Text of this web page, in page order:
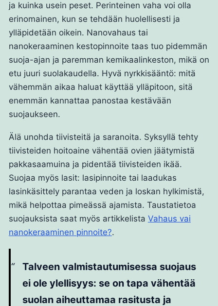
ja kuinka usein peset. Perinteinen vaha voi olla
erinomainen, kun se tehdään huolellisesti ja
ylläpidetään oikein. Nanovahaus tai
nanokeraaminen kestopinnoite taas tuo pidemmän
suoja-ajan ja paremman kemikaalinkeston, mikä on
etu juuri suolakaudella. Hyvä nyrkkisääntö: mitä
vähemmän aikaa haluat käyttää ylläpitoon, sitä
enemmän kannattaa panostaa kestävään
suojaukseen.
Älä unohda tiivisteitä ja saranoita. Syksyllä tehty
tiivisteiden hoitoaine vähentää ovien jäätymistä
pakkasaamuina ja pidentää tiivisteiden ikää.
Suojaa myös lasit: lasipinnoite tai laadukas
lasinkäsittely parantaa veden ja loskan hylkimistä,
mikä helpottaa pimeässä ajamista. Taustatietoa
suojauksista saat myös artikkelista Vahaus vai
nanokeraaminen pinnoite?.
Talveen valmistautumisessa suojaus
ei ole ylellisyys: se on tapa vähentää
suolan aiheuttamaa rasitusta ja